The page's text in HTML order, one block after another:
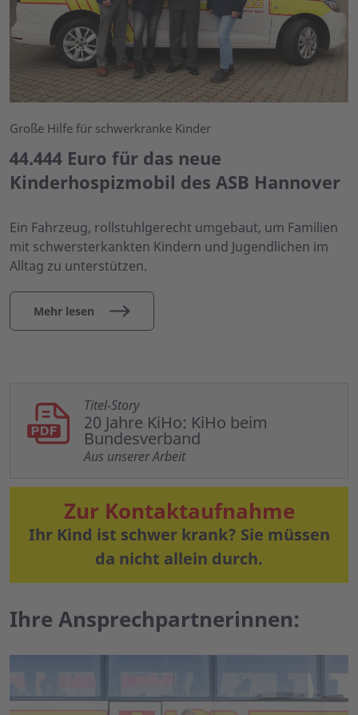
Große Hilfe für schwerkranke Kinder
44.444 Euro für das neue
Kinderhospizmobil des ASB Hannover
Ein Fahrzeug, rollstuhlgerecht umgebaut, um Familien
mit schwersterkankten Kindern und Jugendlichen im
Alltag zu unterstützen.
Mehr lesen
Titel-Story
20 Jahre KiHo: KiHo beim
Bundesverband
Aus unserer Arbeit
Zur Kontaktaufnahme
Ihr Kind ist schwer krank? Sie müssen
da nicht allein durch.
Ihre Ansprechpartnerinnen: